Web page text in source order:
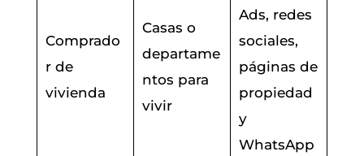
Comprado
r de
vivienda
Casas o
departame
ntos para
vivir
Ads, redes
sociales,
páginas de
propiedad
y
WhatsApp